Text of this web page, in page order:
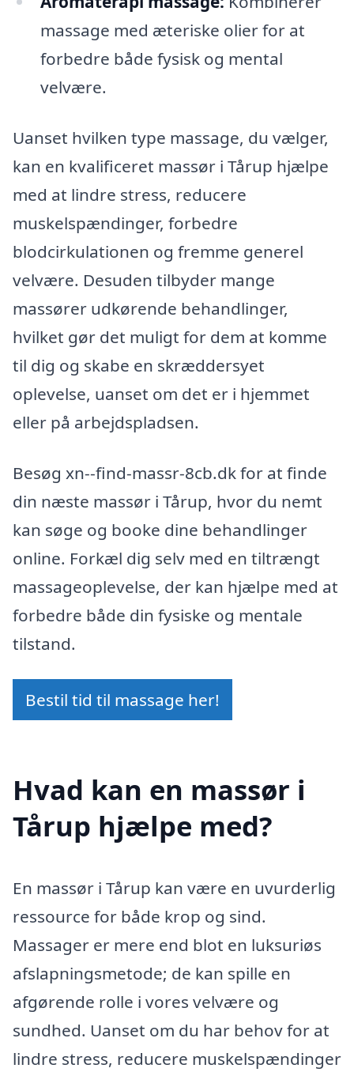
massage med æteriske olier for at
forbedre både fysisk og mental
velvære.
Uanset hvilken type massage, du vælger,
kan en kvalificeret massør i Tårup hjælpe
med at lindre stress, reducere
muskelspændinger, forbedre
blodcirkulationen og fremme generel
velvære. Desuden tilbyder mange
massører udkørende behandlinger,
hvilket gør det muligt for dem at komme
til dig og skabe en skræddersyet
oplevelse, uanset om det er i hjemmet
eller på arbejdspladsen.
Besøg xn--find-massr-8cb.dk for at finde
din næste massør i Tårup, hvor du nemt
kan søge og booke dine behandlinger
online. Forkæl dig selv med en tiltrængt
massageoplevelse, der kan hjælpe med at
forbedre både din fysiske og mentale
tilstand.
Bestil tid til massage her!
Hvad kan en massør i
Tårup hjælpe med?
En massør i Tårup kan være en uvurderlig
ressource for både krop og sind.
Massager er mere end blot en luksuriøs
afslapningsmetode; de kan spille en
afgørende rolle i vores velvære og
sundhed. Uanset om du har behov for at
lindre stress, reducere muskelspændinger